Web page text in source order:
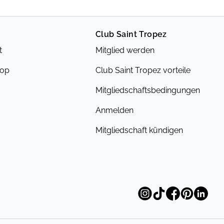
Club Saint Tropez
Mitglied werden
Club Saint Tropez vorteile
Mitgliedschaftsbedingungen
Anmelden
Mitgliedschaft kündigen